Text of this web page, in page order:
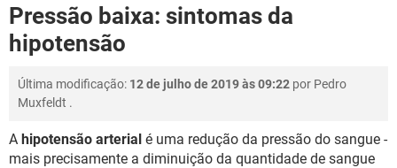
SAÚDE
FAMÍLIA
NUTRIÇÃO
BEM-ESTAR
Pressão baixa: sintomas da
hipotensão
Última modificação: 12 de julho de 2019 às 09:22 por Pedro
Muxfeldt .
A hipotensão arterial é uma redução da pressão do sangue -
mais precisamente a diminuição da quantidade de sangue